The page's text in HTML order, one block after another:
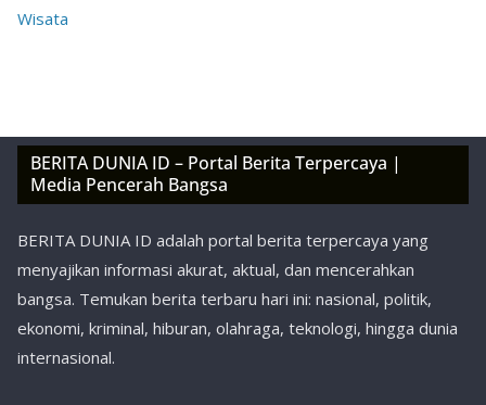
Wisata
BERITA DUNIA ID – Portal Berita Terpercaya |
Media Pencerah Bangsa
BERITA DUNIA ID adalah portal berita terpercaya yang
menyajikan informasi akurat, aktual, dan mencerahkan
bangsa. Temukan berita terbaru hari ini: nasional, politik,
ekonomi, kriminal, hiburan, olahraga, teknologi, hingga dunia
internasional.